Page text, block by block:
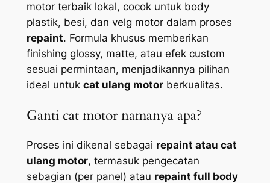
motor terbaik lokal, cocok untuk body
plastik, besi, dan velg motor dalam proses
repaint. Formula khusus memberikan
finishing glossy, matte, atau efek custom
sesuai permintaan, menjadikannya pilihan
ideal untuk cat ulang motorberkualitas.
Ganti cat motor namanya apa?
Proses ini dikenal sebagai repaint atau cat
ulang motor, termasuk pengecatan
sebagian (per panel) atau repaint full body